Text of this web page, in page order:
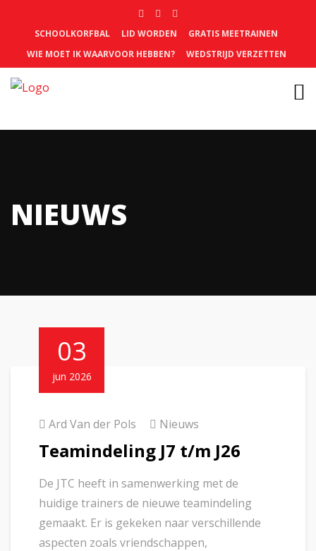
SCHOOLKORFBAL LID WORDEN
GRATIS MEETRAINEN
WIE MOET IK WAARVOOR HEBBEN?
WEDSTRIJD VERZETTEN
NIEUWS
03
jun 2026
Ard Van der Pols Nieuws
Teamindeling J7 t/m J26
De JTC heeft in samenwerking met de
huidige trainers de nieuwe teamindeling
gemaakt. Er is gekeken naar verschillende
aspecten zoals vriendschappen,